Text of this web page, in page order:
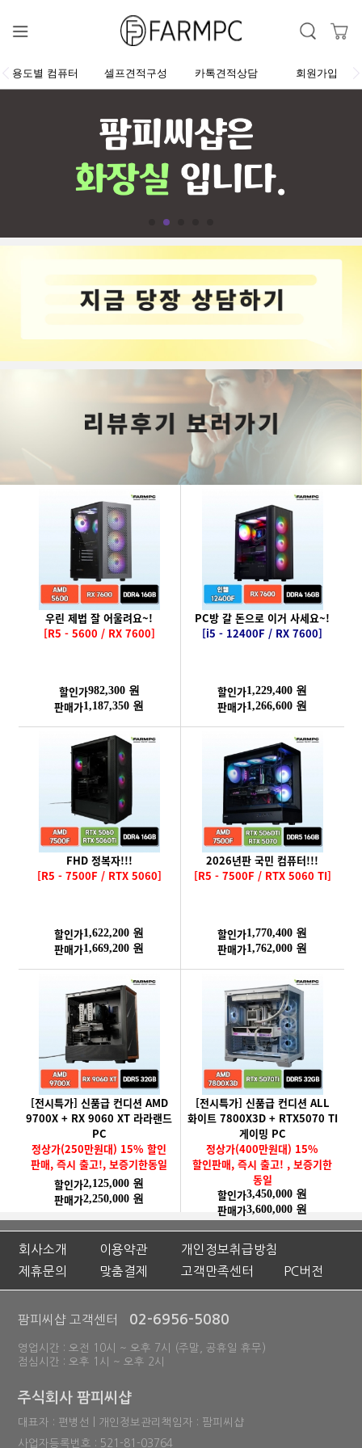
용도별 컴퓨터 셀프견적구성 카톡견적상담 회원가입
우린 제법 잘 어울려요~!
[R5 - 5600 / RX 7600]
할인가982,300 원
판매가1,187,350 원
PC방 갈 돈으로 이거 사세요~!
[i5 - 12400F / RX 7600]
할인가1,229,400 원
판매가1,266,600 원
FHD 정복자!!!
[R5 - 7500F / RTX 5060]
할인가1,622,200 원
판매가1,669,200 원
2026년판 국민 컴퓨터!!!
[R5 - 7500F / RTX 5060 TI]
할인가1,770,400 원
판매가1,762,000 원
[전시특가] 신품급 컨디션 AMD
9700X + RX 9060 XT 라라랜드
PC
정상가(250만원대) 15% 할인
판매, 즉시 출고!, 보증기한동일
할인가2,125,000 원
판매가2,250,000 원
[전시특가] 신품급 컨디션 ALL
화이트 7800X3D + RTX5070 TI
게이밍 PC
정상가(400만원대) 15%
할인판매, 즉시 출고! , 보증기한
동일
할인가3,450,000 원
판매가3,600,000 원
회사소개 이용약관
개인정보취급방침
제휴문의
맞춤결제 고객만족센터 PC버전
팜피씨샵 고객센터 02-6956-5080
영업시간 : 오전 10시 ~ 오후 7시 (주말, 공휴일 휴무)
점심시간 : 오후 1시 ~ 오후 2시
주식회사 팜피씨샵
대표자 : 편병선 | 개인정보관리책임자 : 팜피씨샵
사업자등록번호 : 521-81-03764